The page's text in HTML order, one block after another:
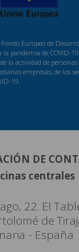
Europeo de
pandemia de COVID-
la actividad de
empresas, de los
19.
DE
centrales
22. El
de
- España